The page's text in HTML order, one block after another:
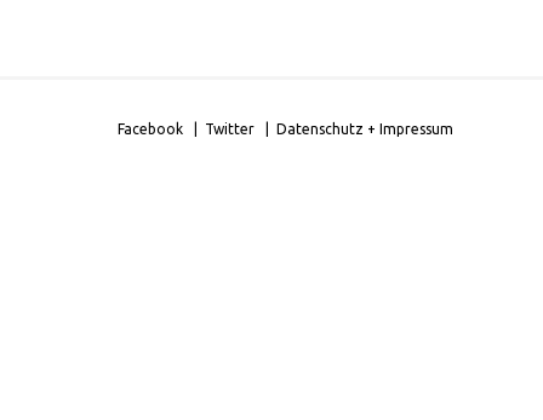
Facebook Twitter Datenschutz + Impressum